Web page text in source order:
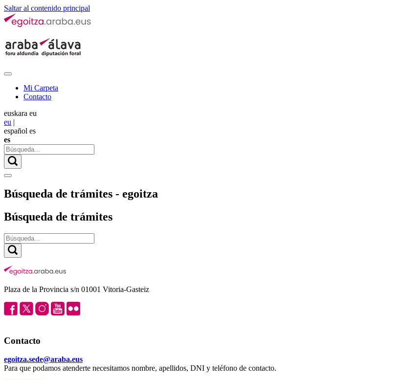
Saltar al contenido principal
Mi Carpeta
Contacto
euskara eu
eu |
español es
es
Búsqueda de trámites - egoitza
Búsqueda de trámites
Plaza de la Provincia s/n 01001 Vitoria-Gasteiz
Contacto
egoitza.sede@araba.eus
Para que podamos atenderte necesitamos nombre, apellidos, DNI y teléfono de contacto.